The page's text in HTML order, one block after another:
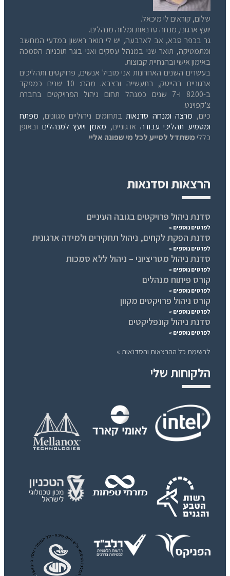
שלום, קוראים לי מיכאל.
יועץ ארגוני, מנחה סדנאות ומלווה מנהלים.
גר בכפר סבא, אב לארבעה, יש לי תואר ראשון במדעי המחשב
ומתמטיקה, תואר שני במנהל עסקים ואני בוגר תוכניות הסמכה
באימון אישי ובהנחיית קבוצות.
בעשרים השנים האחרונות אני מוביל אנשים, פרויקטים ותהליכים
ארגוניים בהייטק, בתעשייה ובצבא. מהם: 10 שנים כמפקד
ב-8200 ו-7 שנים כמנהל תחום ניהול הפרויקטים בחברת
צ'קפוינט.
כיום, מרצה ומנחה סדנאותבתחומים ניהוליים מגוונים, מפתח
ומטמיע תהליכי עבודה ארגוניים, מאמן ויועץ למנהלים ובאופן
כללימשתדל לסייע לכל מי שפונה אליי.
הרצאות וסדנאות
סדנת ניהול פרויקטים בגובה העיניים
לפרטים נוספים »
סדנת הפקת לקחים, ניהול תחקירים ולמידה ארגונית
לפרטים נוספים »
סדנת ניהול מטריציוני – ניהול ללא סמכות
לפרטים נוספים »
קורס פיתוח מנהלים
לפרטים נוספים »
קורס ניהול פרויקטים מקוון
לפרטים נוספים »
סדנת ניהול קונפליקטים
לפרטים נוספים »
לרשימת כל ההרצאות והסדנאות »
הלקוחות שלי